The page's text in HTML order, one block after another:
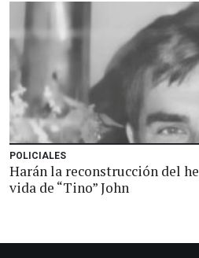
POLICIALES
Harán la reconstrucción del
vida de “Tino” John